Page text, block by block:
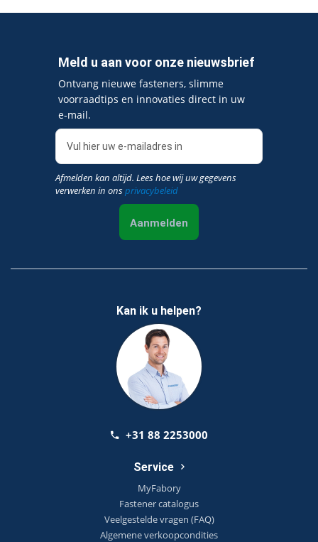
Meld u aan voor onze nieuwsbrief
Ontvang nieuwe fasteners, slimme
voorraadtips en innovaties direct in uw
e‑mail.
Afmelden kan altijd. Lees hoe wij uw gegevens
verwerken in onsprivacybeleid
Aanmelden
Kan ik u helpen?
+31 88 2253000
Service
MyFabory
Fastener catalogus
Veelgestelde vragen (FAQ)
Algemene verkoopcondities